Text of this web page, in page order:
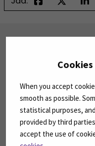
When you accept
smooth as possible.
statistical purposes,
provided by third
accept the use of
Uutiskirjeemme
asioista.
TILAA